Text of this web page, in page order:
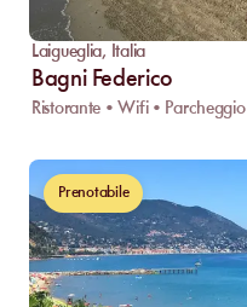
Laigueglia, Italia
Bagni Federico
Ristorante • Wifi • Parcheggio
Prenotabile